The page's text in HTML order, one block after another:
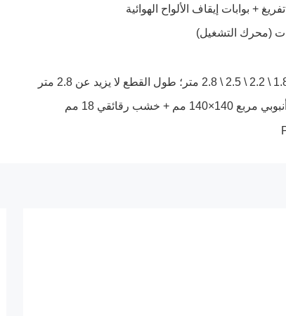
+ بوابات إيقاف الألواح الهوائية
140×140 مم + خشب رقائقي 18 مم